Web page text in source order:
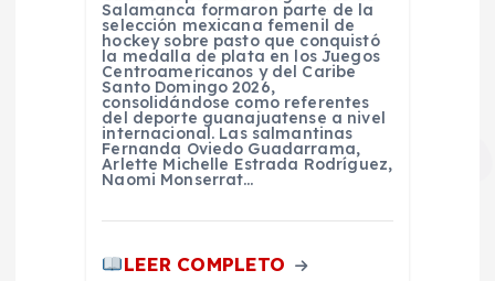
Salamanca formaron parte de la
selección mexicana femenil de
hockey sobre pasto que conquistó
la medalla de plata en los Juegos
Centroamericanos y del Caribe
Santo Domingo 2026,
consolidándose como referentes
del deporte guanajuatense a nivel
internacional. Las salmantinas
Fernanda Oviedo Guadarrama,
Arlette Michelle Estrada Rodríguez,
Naomi Monserrat…
LEER COMPLETO